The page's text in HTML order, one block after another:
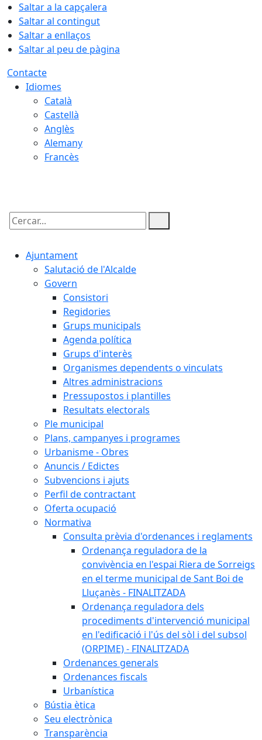
Saltar a la capçalera
Saltar al contingut
Saltar a enllaços
Saltar al peu de pàgina
Contacte
Idiomes
Català
Castellà
Anglès
Alemany
Francès
Cercar:
Ajuntament
Salutació de l'Alcalde
Govern
Consistori
Regidories
Grups municipals
Agenda política
Grups d'interès
Organismes dependents o vinculats
Altres administracions
Pressupostos i plantilles
Resultats electorals
Ple municipal
Plans, campanyes i programes
Urbanisme - Obres
Anuncis / Edictes
Subvencions i ajuts
Perfil de contractant
Oferta ocupació
Normativa
Consulta prèvia d'ordenances i reglaments
Ordenança reguladora de la
convivència en l'espai Riera de Sorreigs
en el terme municipal de Sant Boi de
Lluçanès - FINALITZADA
Ordenança reguladora dels
procediments d'intervenció municipal
en l'edificació i l'ús del sòl i del subsol
(ORPIME) - FINALITZADA
Ordenances generals
Ordenances fiscals
Urbanística
Bústia ètica
Seu electrònica
Transparència